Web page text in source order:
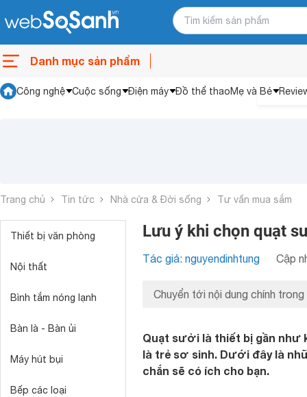
Danh mục sản phẩm
Công nghệ Cuộc sống Điện máy Đồ thể thaoMẹ và Bé
Trang chủ Tin tức Nhà cửa & Đời sống Tư vấn mua sắm
Thiết bị văn phòng
Nội thất
Bình tắm nóng lạnh
Bàn là - Bàn ủi
Máy hút bụi
Bếp các loại
Lưu ý khi chọn quạt
Tác giả: nguyendinhtung Cập
Chuyển tới nội dung chính trong
Quạt sưởi là thiết bị gần như
là trẻ sơ sinh. Dưới đây là
chắn sẽ có ích cho bạn.